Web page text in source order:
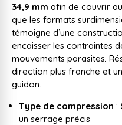
34,9 mm afin de couvrir
que les formats
témoigne d’une
encaisser les contraintes
mouvements parasites.
direction plus franche et
guidon.
Type de compression :
un serrage précis